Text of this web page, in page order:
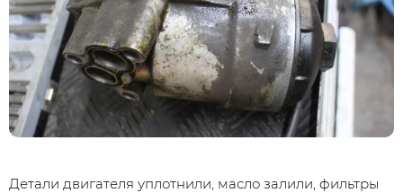
Детали двигателя уплотнили, масло залили, фильтры